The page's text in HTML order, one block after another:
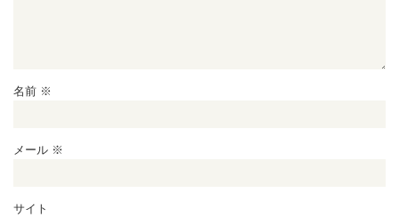
名前 ※
メール ※
サイト